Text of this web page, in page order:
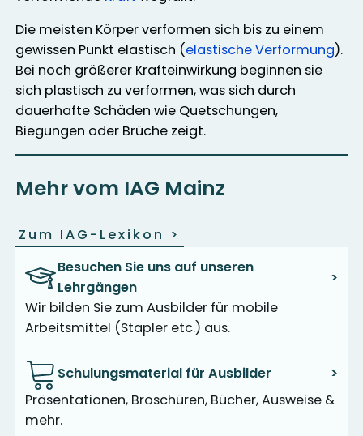
Die meisten Körper verformen sich bis zu einem
gewissen Punkt elastisch (elastische Verformung).
Bei noch größerer Krafteinwirkung beginnen sie
sich plastisch zu verformen, was sich durch
dauerhafte Schäden wie Quetschungen,
Biegungen oder Brüche zeigt.
Mehr vom IAG Mainz
Zum IAG-Lexikon >
Besuchen Sie uns auf unseren
Lehrgängen
>
Wir bilden Sie zum Ausbilder für mobile
Arbeitsmittel (Stapler etc.) aus.
Schulungsmaterial für Ausbilder
>
Präsentationen, Broschüren, Bücher, Ausweise &
mehr.